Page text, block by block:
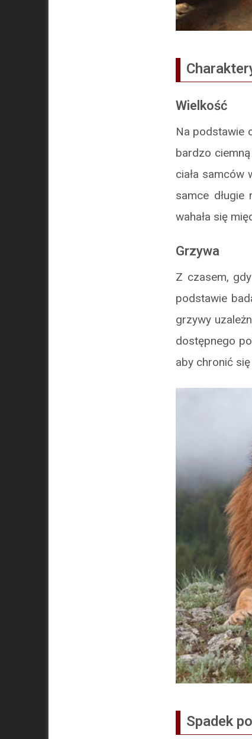
Wielkość
Na podstawie
bardzo
ciała samców
samce
wahała się
Grzywa
Z czasem,
podstawie
grzywy
dostępnego
aby chronić
Spadek